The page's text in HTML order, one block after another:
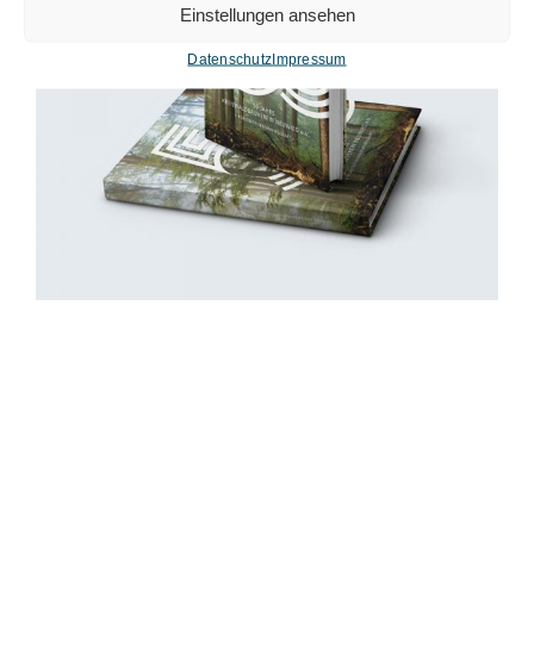
Einstellungen ansehen
DatenschutzImpressum
Broschüre Buch Festschrift